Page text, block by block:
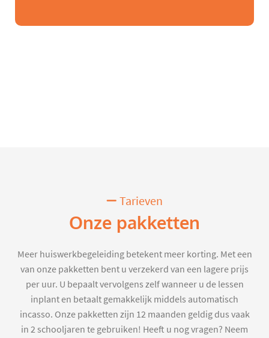
Tarieven
Onze pakketten
Meer huiswerkbegeleiding betekent meer korting. Met een
van onze pakketten bent u verzekerd van een lagere prijs
per uur. U bepaalt vervolgens zelf wanneer u de lessen
inplant en betaalt gemakkelijk middels automatisch
incasso. Onze pakketten zijn 12 maanden geldig dus vaak
in 2 schooljaren te gebruiken! Heeft u nog vragen? Neem